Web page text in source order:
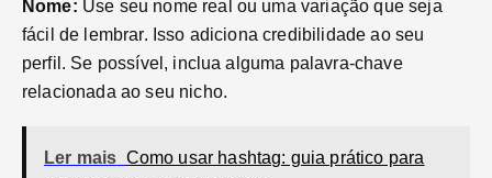
Nome: Use seu nome real ou uma variação que seja
fácil de lembrar. Isso adiciona credibilidade ao seu
perfil. Se possível, inclua alguma palavra-chave
relacionada ao seu nicho.
Ler mais Como usar hashtag: guia prático para